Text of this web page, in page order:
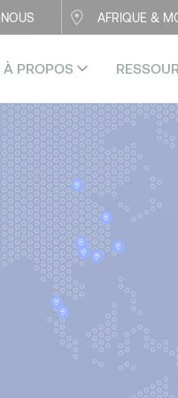
AFRIQUE &
À PROPOS